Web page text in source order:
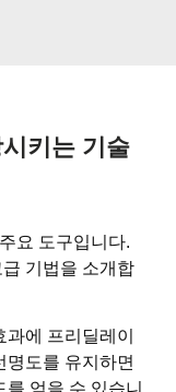
키는 기술
요 도구입니다.
기법을 소개합
과에 프리딜레이
명도를 유지하면